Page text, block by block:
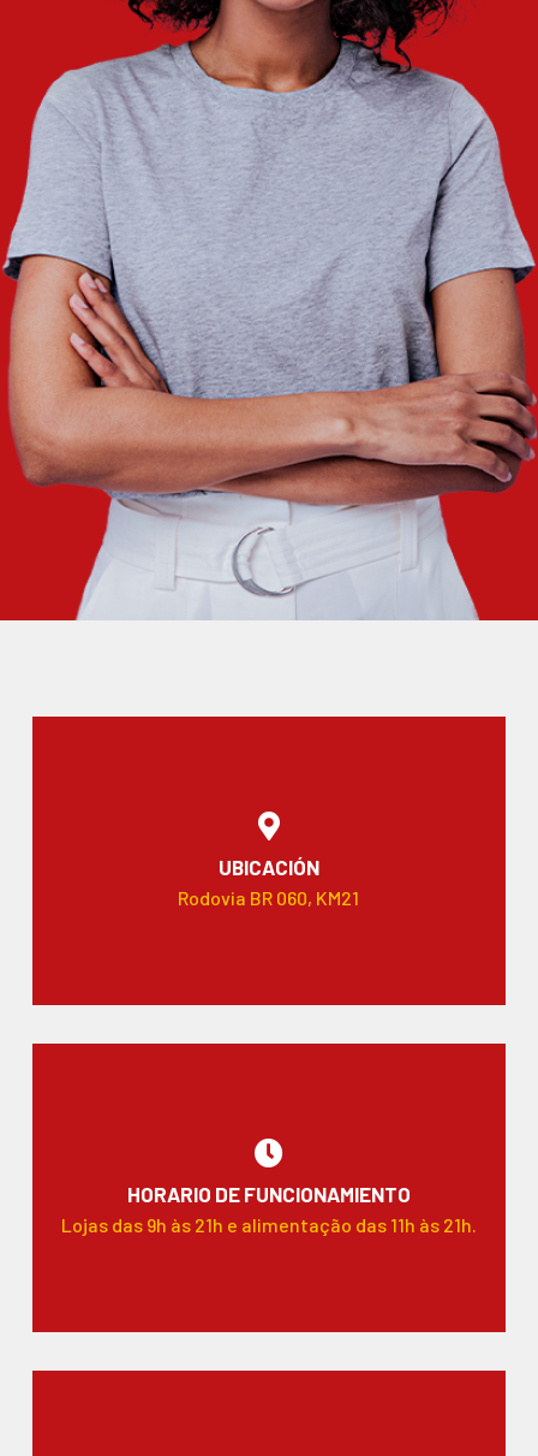
UBICACIÓN
Rodovia BR 060, KM21
HORARIO DE FUNCIONAMIENTO
Lojas das 9h às 21h e alimentação das 11h às 21h.